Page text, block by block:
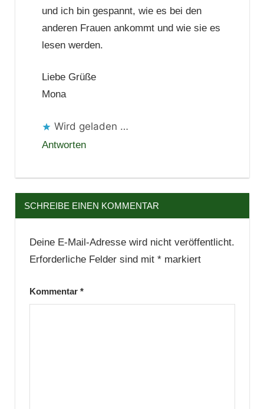
und ich bin gespannt, wie es bei den
anderen Frauen ankommt und wie sie es
lesen werden.
Liebe Grüße
Mona
Wird geladen …
Antworten
SCHREIBE EINEN KOMMENTAR
Deine E-Mail-Adresse wird nicht veröffentlicht.
Erforderliche Felder sind mit *markiert
Kommentar *